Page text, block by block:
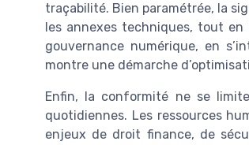
traçabilité. Bien paramétrée, la
les annexes techniques, tout
gouvernance numérique, en
montre une démarche
Enfin, la conformité ne se
quotidiennes. Les ressources
enjeux de droit finance, de